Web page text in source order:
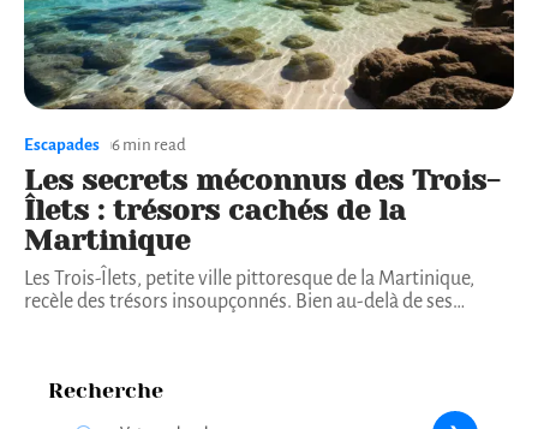
Escapades 6 min read
Les secrets méconnus des Trois-
Îlets : trésors cachés de la
Martinique
Les Trois-Îlets, petite ville pittoresque de la Martinique,
recèle des trésors insoupçonnés. Bien au-delà de ses…
Recherche